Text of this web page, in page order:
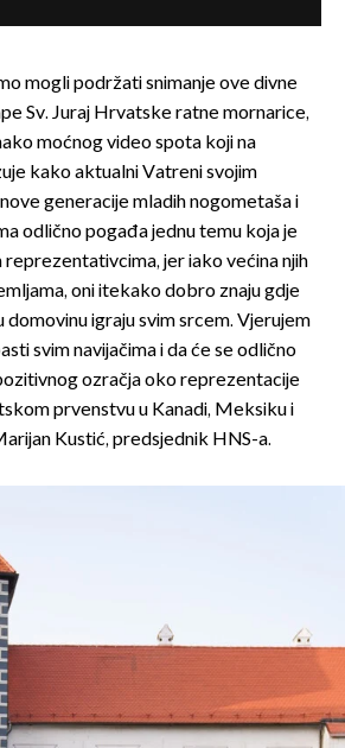
mogli podržati snimanje ove divne
Sv. Juraj Hrvatske ratne mornarice,
moćnog video spota koji na
kako aktualni Vatreni svojim
generacije mladih nogometaša i
odlično pogađa jednu temu koja je
jer iako većina njih
oni itekako dobro znaju gdje
domovinu igraju svim srcem. Vjerujem
svim navijačima i da će se odlično
ozračja oko reprezentacije
prvenstvu u Kanadi, Meksiku i
Kustić, predsjednik HNS-a.